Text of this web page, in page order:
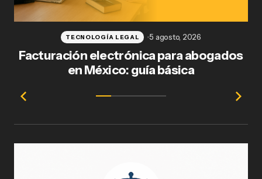
Facturación electrónica para abogados
en México: guía básica
TECNOLOGÍA LEGAL 5 agosto, 2026